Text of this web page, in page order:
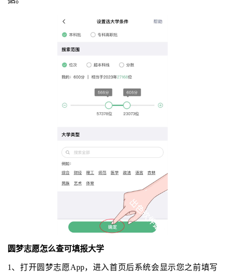
圆梦志愿怎么查可填报大学
1、打开圆梦志愿App，进入首页后系统会显示您之前填写